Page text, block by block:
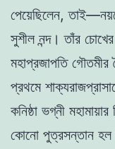
পেয়েছিলেন,
সুশীল নন্দ। তাঁর
মহাপ্রজাপতি গৌতমীর
প্রথমে
কনিষ্ঠা ভগ্নী
কোনো পুত্রসন্তান হল